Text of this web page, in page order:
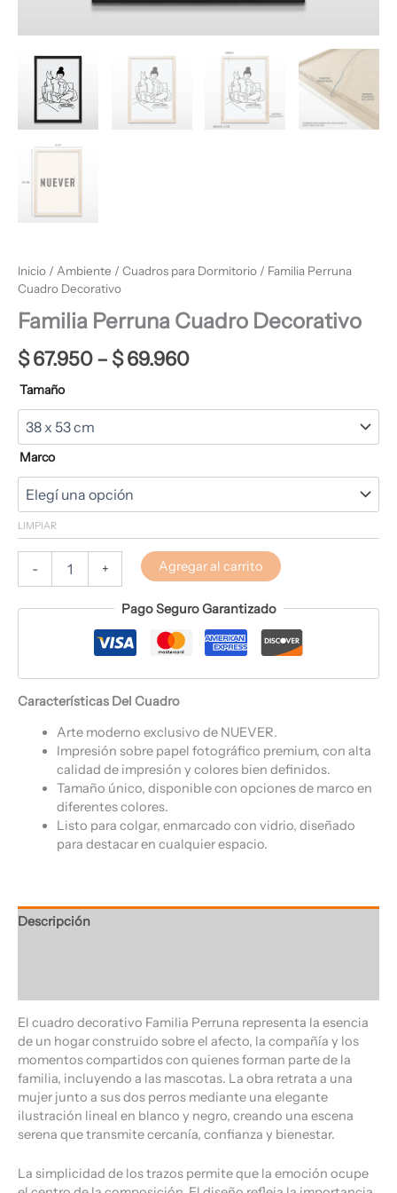
Inicio / Ambiente / Cuadros para Dormitorio / Familia Perruna
Cuadro Decorativo
Familia Perruna Cuadro Decorativo
$67.950– $69.960
Tamaño
Marco
LIMPIAR
- + Agregar al carrito
Pago Seguro Garantizado
Características Del Cuadro
Arte moderno exclusivo de NUEVER.
Impresión sobre papel fotográfico premium, con alta
calidad de impresión y colores bien definidos.
Tamaño único, disponible con opciones de marco en
diferentes colores.
Listo para colgar, enmarcado con vidrio, diseñado
para destacar en cualquier espacio.
Descripción
El cuadro decorativo Familia Perruna representa la esencia
de un hogar construido sobre el afecto, la compañía y los
momentos compartidos con quienes forman parte de la
familia, incluyendo a las mascotas. La obra retrata a una
mujer junto a sus dos perros mediante una elegante
ilustración lineal en blanco y negro, creando una escena
serena que transmite cercanía, confianza y bienestar.
La simplicidad de los trazos permite que la emoción ocupe